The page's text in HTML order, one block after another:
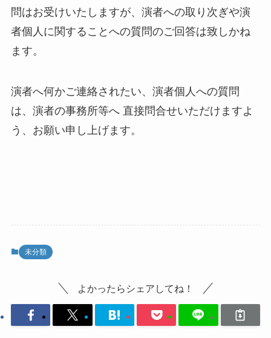
問はお受けいたしますが、演者への取り次ぎや演
者個人に関することへの質問のご回答は致しかね
ます。
演者へ何かご連絡されたい、演者個人への質問
は、演者の事務所等へ 直接問合せいただけますよ
う、お願い申し上げます。
未分類
よかったらシェアしてね！